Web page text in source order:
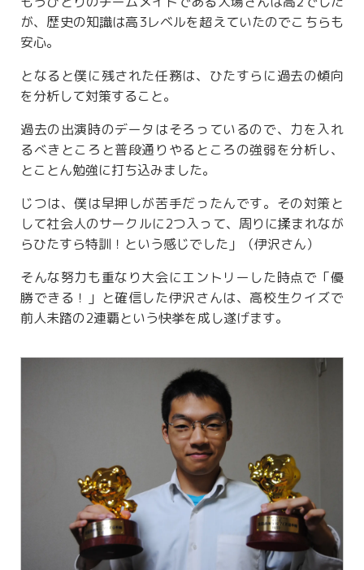
が、歴史の知識は高3レベルを超えていたのでこちらも
安心。
となると僕に残された任務は、ひたすらに過去の傾向
を分析して対策すること。
過去の出演時のデータはそろっているので、力を入れ
るべきところと普段通りやるところの強弱を分析し、
とことん勉強に打ち込みました。
じつは、僕は早押しが苦手だったんです。その対策と
して社会人のサークルに2つ入って、周りに揉まれなが
らひたすら特訓！という感じでした」（伊沢さん）
そんな努力も重なり大会にエントリーした時点で「優
勝できる！」と確信した伊沢さんは、高校生クイズで
前人未踏の2連覇という快挙を成し遂げます。